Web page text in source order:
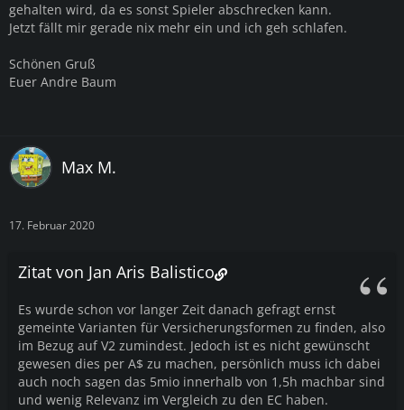
gehalten wird, da es sonst Spieler abschrecken kann.
Jetzt fällt mir gerade nix mehr ein und ich geh schlafen.
Schönen Gruß
Euer Andre Baum
Max M.
17. Februar 2020
Zitat von Jan Aris Balistico
Es wurde schon vor langer Zeit danach gefragt ernst
gemeinte Varianten für Versicherungsformen zu finden, also
im Bezug auf V2 zumindest. Jedoch ist es nicht gewünscht
gewesen dies per A$ zu machen, persönlich muss ich dabei
auch noch sagen das 5mio innerhalb von 1,5h machbar sind
und wenig Relevanz im Vergleich zu den EC haben.